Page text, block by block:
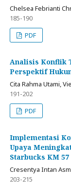
Chelsea Febrianti
185-190
PDF
Analisis Konflik
Perspektif
Cita Rahma Utami,
191-202
PDF
Implementasi
Upaya
Starbucks KM 57
Cresentya Intan
203-215